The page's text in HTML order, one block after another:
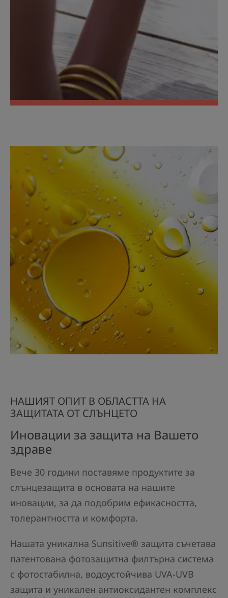
НАШИЯТ ОПИТ В ОБЛАСТТА НА
ЗАЩИТАТА ОТ СЛЪНЦЕТО
Иновации за защита на Вашето
здраве
Вече 30 години поставяме продуктите за
слънцезащита в основата на нашите
иновации, за да подобрим ефикасността,
толерантността и комфорта.
Нашата уникална Sunsitive® защита съчетава
патентована фотозащитна филтърна система
с фотостабилна, водоустойчива UVA-UVB
защита и уникален антиоксидантен комплекс